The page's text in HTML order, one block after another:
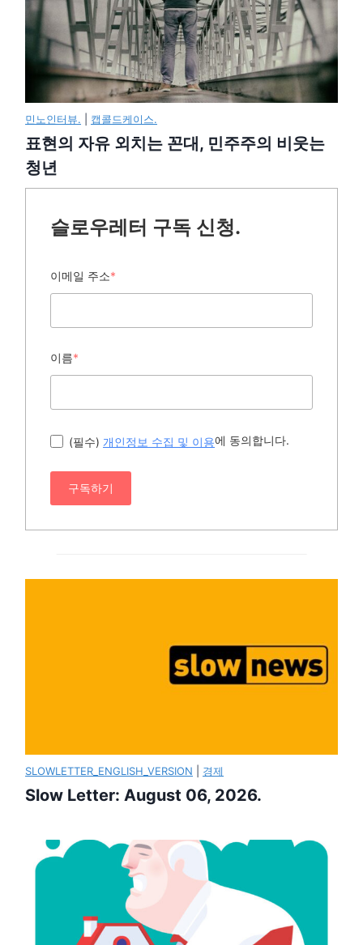
민노인터뷰. 캡콜드케이스.
표현의 자유 외치는 꼰대, 민주주의 비웃는
청년
슬로우레터 구독 신청.
이메일 주소*
이름*
(필수) 개인정보 수집 및 이용에 동의합니다.
구독하기
SLOWLETTER_ENGLISH_VERSION 경제
Slow Letter: August 06, 2026.